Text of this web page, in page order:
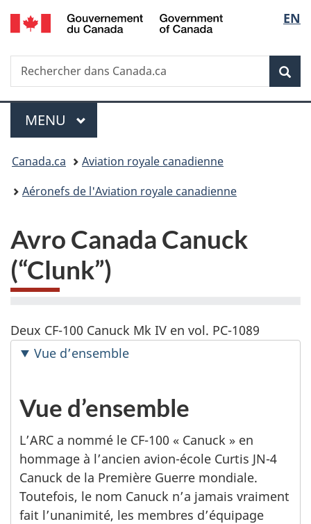
Passer
au
principal
Passer
à
Au
du
Passer
à
version
simplifiée
de
la
EN
Recherche
Rechercher
dans
Menu
MENU PRINCIPAL
Vous
êtes
Canada.ca
Aviation royale canadienne
Aéronefs de l'Aviation royale canadienne
Avro Canada Canuck
(“Clunk”)
Deux CF-100 Canuck Mk IV en vol. PC-1089
Vue d’ensemble
Vue d’ensemble
L’ARC a nommé le CF-100 « Canuck » en
hommage à l’ancien avion-école Curtis JN-4
Canuck de la Première Guerre mondiale.
Toutefois, le nom Canuck n’a jamais vraiment
fait l’unanimité, les membres d’équipage